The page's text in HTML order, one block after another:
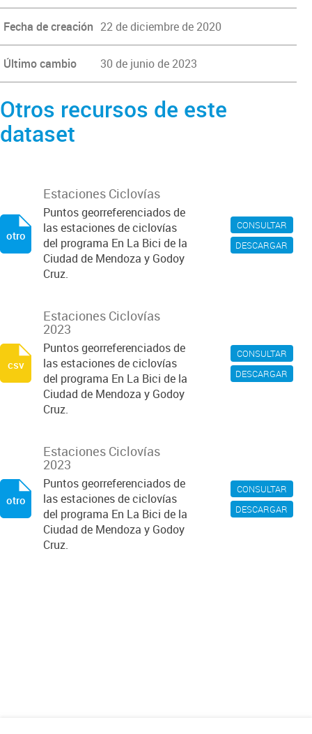
Fecha de creación 22 de diciembre de 2020
Último cambio 30 de junio de 2023
Otros recursos de este
dataset
CONSULTAR
DESCARGAR
Estaciones Ciclovías
Puntos georreferenciados de
las estaciones de ciclovías
del programa En La Bici de la
Ciudad de Mendoza y Godoy
Cruz.
otro
CONSULTAR
DESCARGAR
Estaciones Ciclovías
2023
Puntos georreferenciados de
las estaciones de ciclovías
del programa En La Bici de la
Ciudad de Mendoza y Godoy
Cruz.
csv
CONSULTAR
DESCARGAR
Estaciones Ciclovías
2023
Puntos georreferenciados de
las estaciones de ciclovías
del programa En La Bici de la
Ciudad de Mendoza y Godoy
Cruz.
otro